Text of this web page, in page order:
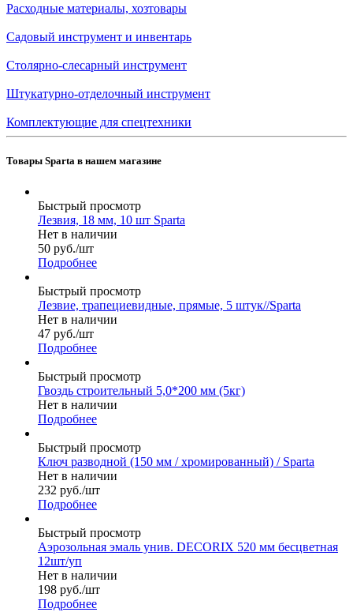
Расходные материалы, хозтовары
Садовый инструмент и инвентарь
Столярно-слесарный инструмент
Штукатурно-отделочный инструмент
Комплектующие для спецтехники
Товары Sparta в нашем магазине
Быстрый просмотр
Лезвия, 18 мм, 10 шт Sparta
Нет в наличии
50 руб./шт
Подробнее
Быстрый просмотр
Лезвие, трапециевидные, прямые, 5 штук//Sparta
Нет в наличии
47 руб./шт
Подробнее
Быстрый просмотр
Гвоздь строительный 5,0*200 мм (5кг)
Нет в наличии
Подробнее
Быстрый просмотр
Ключ разводной (150 мм / хромированный) / Sparta
Нет в наличии
232 руб./шт
Подробнее
Быстрый просмотр
Аэрозольная эмаль унив. DECORIX 520 мм бесцветная
12шт/уп
Нет в наличии
198 руб./шт
Подробнее